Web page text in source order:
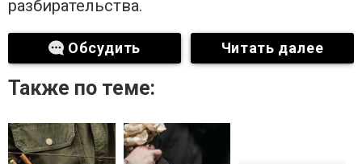
разбирательства.
Обсудить Читать далее
Также по теме: